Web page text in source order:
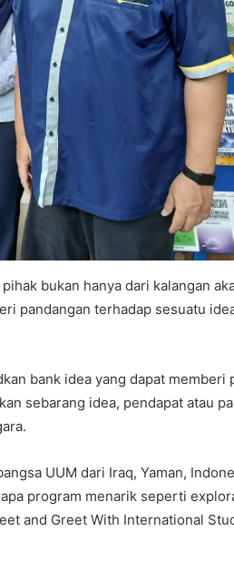
bukan hanya dari kalangan
pandangan terhadap sesuatu
bank idea yang dapat memberi
sebarang idea, pendapat atau
UUM dari Iraq, Yaman,
program menarik seperti
and Greet With International